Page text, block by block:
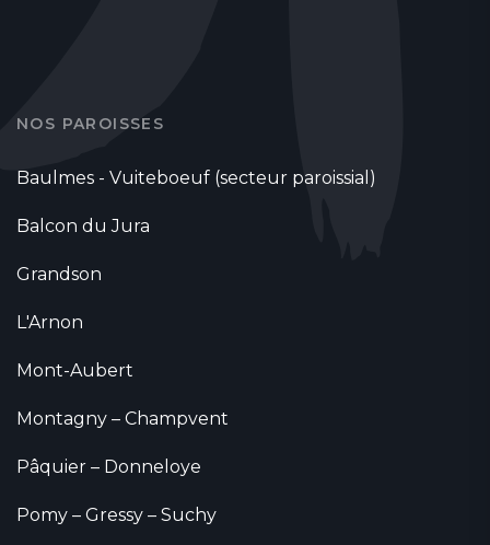
NOS PAROISSES
Baulmes - Vuiteboeuf (secteur paroissial)
Balcon du Jura
Grandson
L'Arnon
Mont-Aubert
Montagny – Champvent
Pâquier – Donneloye
Pomy – Gressy – Suchy